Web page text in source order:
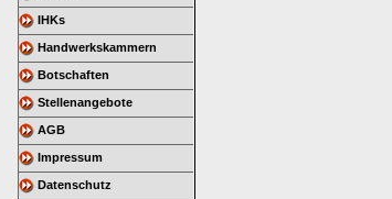
IHKs
Handwerkskammern
Botschaften
Stellenangebote
AGB
Impressum
Datenschutz